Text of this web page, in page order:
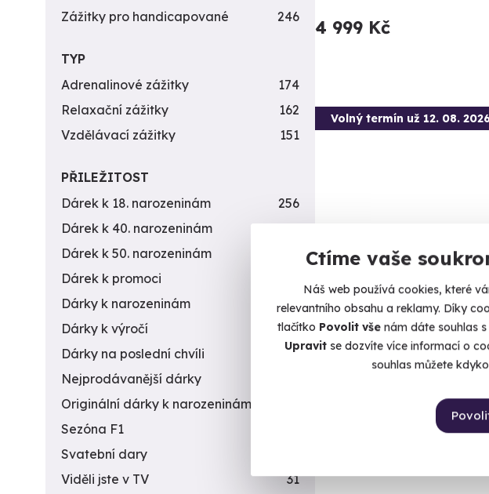
Ctíme vaše
Náš web používá cookies, které
relevantního obsahu a reklamy. Díky
tlačítko Povolit vše nám dáte souhlas
Upravitse dozvíte více informací o
souhlas můžete
4 999 Kč
Volný termín už 12. 08.
Zážitková střelba:
10 zbraní
Vystřílejte 80 nábojů jako člen
Lomnice (okres Sokolov)
Zážitky pro handicapované
246
TYP
Adrenalinové zážitky
174
Relaxační zážitky
162
Vzdělávací zážitky
151
PŘILEŽITOST
Dárek k 18. narozeninám
256
Dárek k 40. narozeninám
453
Dárek k 50. narozeninám
Dárek k promoci
Dárky k narozeninám
551
Dárky k výročí
294
Dárky na poslední chvíli
450
Nejprodávanější dárky
Originální dárky k narozeninám
Sezóna F1
Svatební dary
Viděli jste v TV
31